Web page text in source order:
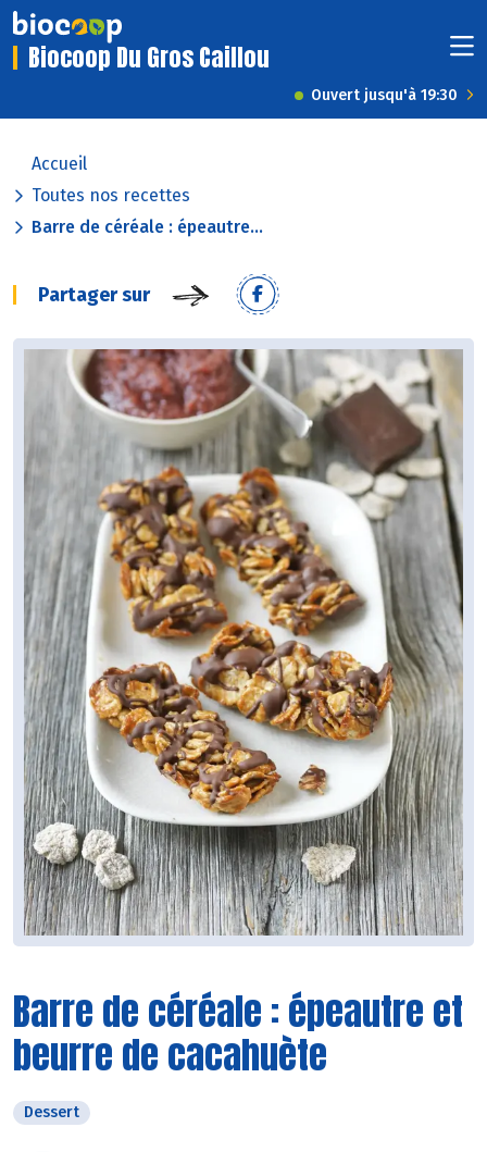
Biocoop Du Gros Caillou
Ouvert jusqu'à 19:30
Accueil
Toutes nos recettes
Barre de céréale : épeautre...
Partager sur
Barre de céréale : épeautre et
beurre de cacahuète
Dessert